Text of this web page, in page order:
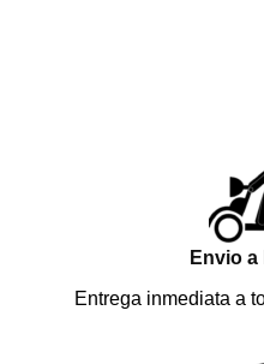
Envio
Entrega inmediata a